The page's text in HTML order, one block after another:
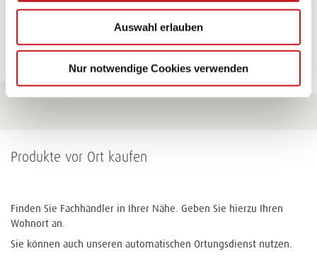
Auswahl erlauben
Nur notwendige Cookies verwenden
Zu allen Tipps
Produkte vor Ort kaufen
Finden Sie Fachhändler in Ihrer Nähe. Geben Sie hierzu Ihren
Wohnort an.
Sie können auch unseren automatischen Ortungsdienst nutzen.